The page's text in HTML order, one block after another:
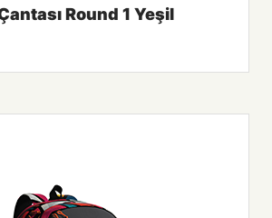
Round 1 Yeşil